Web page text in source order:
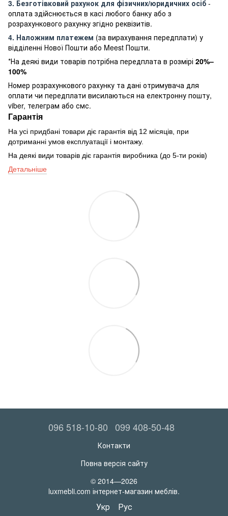
3. Безготівковий рахунок для фізичних/юридичних осіб -
оплата здійснюється в касі любого банку або з
розрахункового рахунку згідно реквізитів.
4. Наложним платежем (за вирахування передплати) у
відділенні Нової Пошти або Meest Пошти.
*На деякі види товарів потрібна передплата в розмірі 20%–
100%
Номер розрахункового рахунку та дані отримувача для
оплати чи передплати висилаються на електронну пошту,
viber, телеграм або смс.
Гарантія
На усі придбані товари діє гарантія від 12 місяців, при
дотриманні умов експлуатації і монтажу.
На деякі види товарів діє гарантія виробника (до 5-ти років)
Детальніше
096 518-10-80 099 408-50-48
Контакти
Повна версія сайту
© 2014—2026
luxmebli.com інтернет-магазин меблів.
Укр Рус